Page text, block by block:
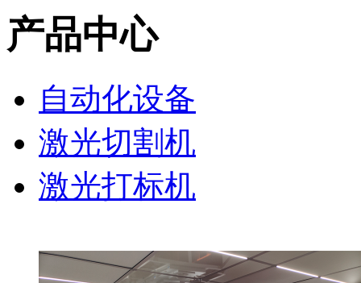
产品中心
自动化设备
激光切割机
激光打标机